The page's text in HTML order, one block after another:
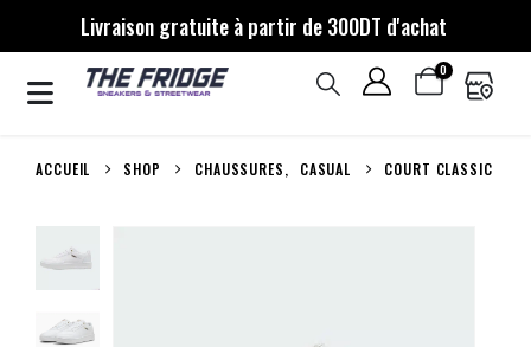
Livraison gratuite à partir de 300DT d'achat
0
ACCUEIL SHOP CHAUSSURES, CASUAL COURT CLASSIC